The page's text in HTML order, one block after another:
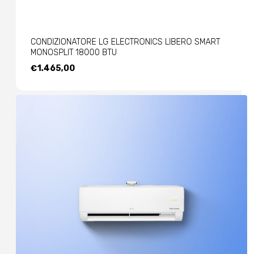
CONDIZIONATORE LG ELECTRONICS LIBERO SMART
MONOSPLIT 18000 BTU
€1.465,00